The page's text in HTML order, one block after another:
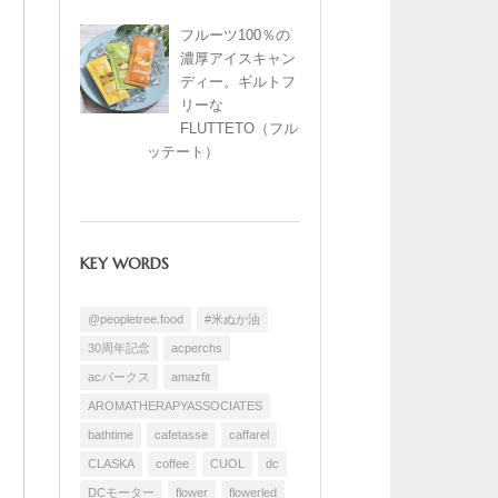
フルーツ100％の
濃厚アイスキャン
ディー。ギルトフ
リーな
FLUTTETO（フル
ッテート）
KEY WORDS
@peopletree.food #米ぬか油
30周年記念 acperchs
acパークス amazfit
AROMATHERAPYASSOCIATES
bathtime cafetasse caffarel
CLASKA coffee CUOL dc
DCモーター flower flowerled